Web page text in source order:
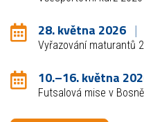
28. května 2026
Vyřazování maturantů
10.–16. května
Futsalová mise v